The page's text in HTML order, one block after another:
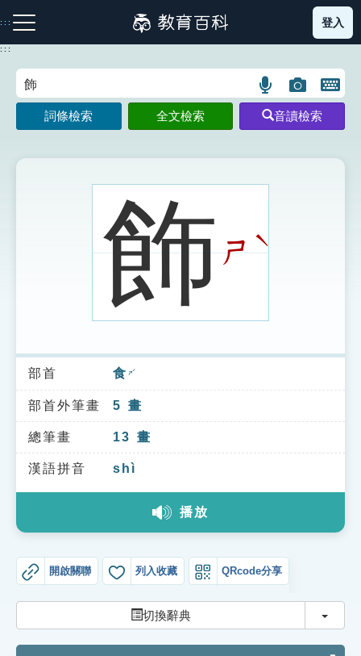
到
主
:::
注音索引圖示 筆畫索引圖示 部首索引表圖示
索引選單
知識索引
單字索引
生命大百科索引
教學應用
貓頭鷹博士
登入
:::
語
言
搜
示
圖
片
搜
開
鍵
圖
詞條檢索 全文檢索 音讀檢索
飾ㄕ ˋ
部首 食 ㄕˊ
部首外筆畫 5 畫
總筆畫 13 畫
漢語拼音 shì
播放
開啟關聯 列入收藏 QRcode分享
切換辭典 切換